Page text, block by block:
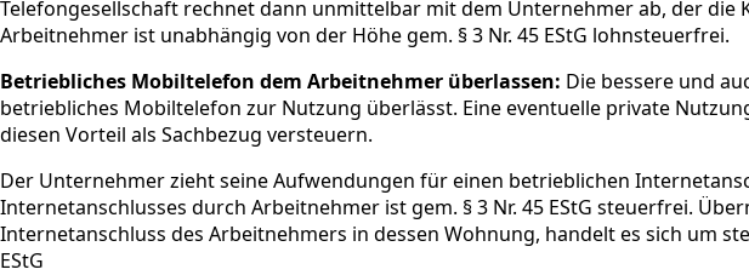
Telefongesellschaft rechnet dann unmittelbar mit dem Unternehmer ab, der die
Arbeitnehmer ist unabhängig von der Höhe gem. § 3 Nr. 45 EStG lohnsteuerfrei.
Betriebliches Mobiltelefon dem Arbeitnehmer überlassen: Die bessere und
betriebliches Mobiltelefon zur Nutzung überlässt. Eine eventuelle private
diesen Vorteil als Sachbezug versteuern.
Der Unternehmer zieht seine Aufwendungen für einen betrieblichen
Internetanschlusses durch Arbeitnehmer ist gem. § 3 Nr. 45 EStG steuerfrei.
Internetanschluss des Arbeitnehmers in dessen Wohnung, handelt es sich um
EStG